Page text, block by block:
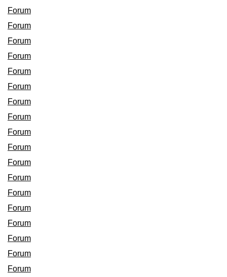
Forum
Forum
Forum
Forum
Forum
Forum
Forum
Forum
Forum
Forum
Forum
Forum
Forum
Forum
Forum
Forum
Forum
Forum